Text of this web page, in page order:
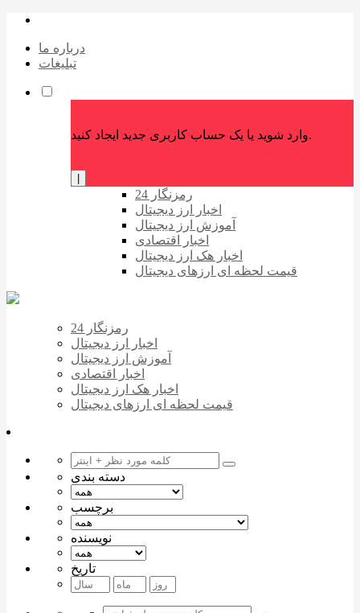
درباره ما
تبلیغات
وارد شوید یا یک حساب کاربری جدید ایجاد کنید.
رمزنگار 24
اخبار ارز دیجیتال
آموزش ارز دیجیتال
اخبار اقتصادی
اخبار هک ارز دیجیتال
قیمت لحظه ای ارزهای دیجیتال
رمزنگار 24
اخبار ارز دیجیتال
آموزش ارز دیجیتال
اخبار اقتصادی
اخبار هک ارز دیجیتال
قیمت لحظه ای ارزهای دیجیتال
دسته بندی
برچسب
نویسنده
تاریخ